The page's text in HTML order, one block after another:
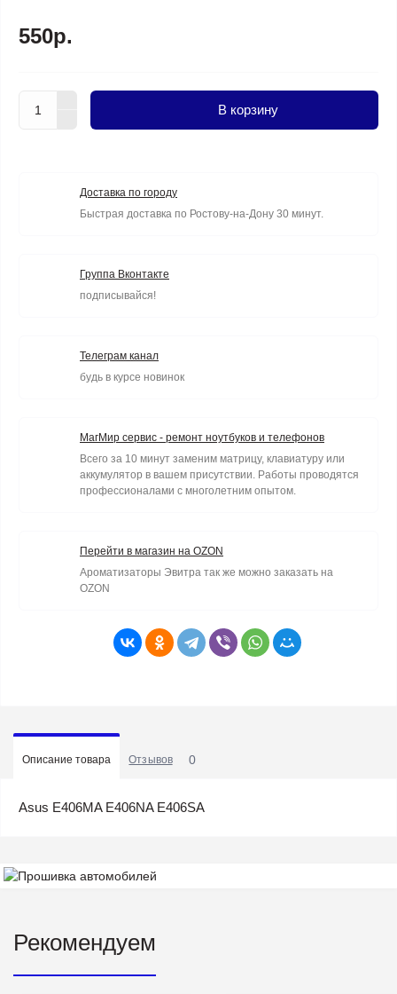
550р.
В корзину
Доставка по городу
Быстрая доставка по Ростову-на-Дону 30 минут.
Группа Вконтакте
подписывайся!
Телеграм канал
будь в курсе новинок
МагМир сервис - ремонт ноутбуков и телефонов
Всего за 10 минут заменим матрицу, клавиатуру или
аккумулятор в вашем присутствии. Работы проводятся
профессионалами с многолетним опытом.
Перейти в магазин на OZON
Ароматизаторы Эвитра так же можно заказать на
OZON
Описание товара Отзывов 0
Asus E406MA E406NA E406SA
Рекомендуем